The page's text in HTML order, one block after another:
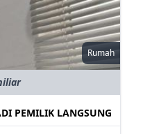
Rumah
PEMILIK LANGSUNG